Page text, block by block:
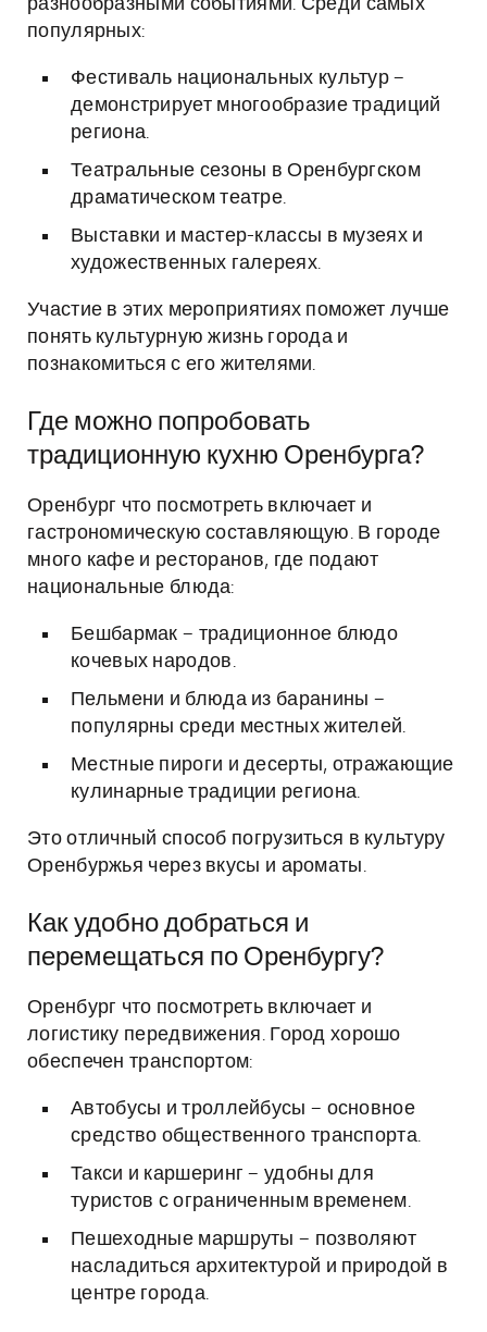
разнообразными событиями. Среди самых
популярных:
Фестиваль национальных культур –
демонстрирует многообразие традиций
региона.
Театральные сезоны в Оренбургском
драматическом театре.
Выставки и мастер-классы в музеях и
художественных галереях.
Участие в этих мероприятиях поможет лучше
понять культурную жизнь города и
познакомиться с его жителями.
Где можно попробовать
традиционную кухню Оренбурга?
Оренбург что посмотреть включает и
гастрономическую составляющую. В городе
много кафе и ресторанов, где подают
национальные блюда:
Бешбармак – традиционное блюдо
кочевых народов.
Пельмени и блюда из баранины –
популярны среди местных жителей.
Местные пироги и десерты, отражающие
кулинарные традиции региона.
Это отличный способ погрузиться в культуру
Оренбуржья через вкусы и ароматы.
Как удобно добраться и
перемещаться по Оренбургу?
Оренбург что посмотреть включает и
логистику передвижения. Город хорошо
обеспечен транспортом:
Автобусы и троллейбусы – основное
средство общественного транспорта.
Такси и каршеринг – удобны для
туристов с ограниченным временем.
Пешеходные маршруты – позволяют
насладиться архитектурой и природой в
центре города.